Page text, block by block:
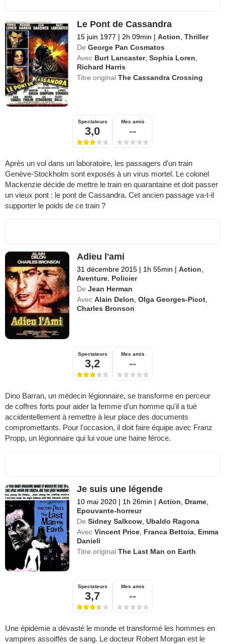
Le Pont de Cassandra
15 juin 1977 | 2h 09min | Action ,Thriller
De George Pan Cosmatos
Avec Burt Lancaster,Sophia Loren
Richard Harris
Titre originalThe Cassandra Crossing
Spectateurs
3,0
Mes amis
--
Après un vol dans un laboratoire, les passagers d’un train
Genève-Stockholm sont exposés à un virus mortel. Le colonel
Mackenzie décide de mettre le train en quarantaine et doit passer
un vieux pont : le pont de Cassandra. Cet ancien passage va-t-il
supporter le poids de ce train ?
Adieu l'ami
31 décembre 2015 | 1h 55min | Action
Aventure Policier
De Jean Herman
Avec Alain Delon ,Olga Georges-Picot
Charles Bronson
Spectateurs
3,2
Mes amis
--
Dino Barran, un médecin légionnaire, se transforme en perceur
de coffres forts pour aider la femme d'un homme qu'il a tué
accidentellement à remettre à leur place des documents
compromettants. Pour l'occasion, il doit faire équipe avec Franz
Propp, un légionnaire qui lui voue une haine féroce.
Je suis une légende
10 mai 2020 | 1h 26min | Action, Drame,
Epouvante-horreur
De Sidney Salkcow,Ubaldo Ragona
Avec Vincent Price, Franca Bettoia, Emma
Danieli
Titre originalThe Last Man on Earth
Spectateurs
3,7
Mes amis
--
Une épidémie a dévasté le monde et transformé les hommes en
vampires assoiffés de sang. Le docteur Robert Morgan est le